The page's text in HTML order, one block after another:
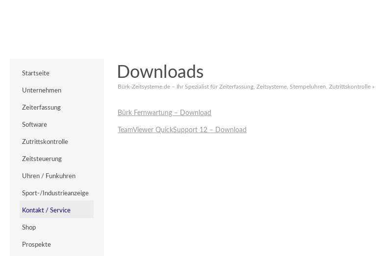
Startseite
Unternehmen
Zeiterfassung
Software
Zutrittskontrolle
Zeitsteuerung
Uhren / Funkuhren
Sport-/Industrieanzeige
Kontakt / Service
Shop
Prospekte
Downloads
Bürk-Zeitsysteme.de – Ihr Spezialist für Zeiterfassung, Zeitsysteme, Stempeluhren, Zutrittskontrolle »
Bürk Fernwartung – Download
TeamViewer QuickSupport 12 – Download